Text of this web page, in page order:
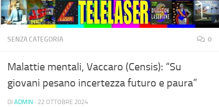
SENZA CATEGORIA 0
Malattie mentali, Vaccaro (Censis): “Su
giovani pesano incertezza futuro e paura”
DI ADMIN · 22 OTTOBRE 2024